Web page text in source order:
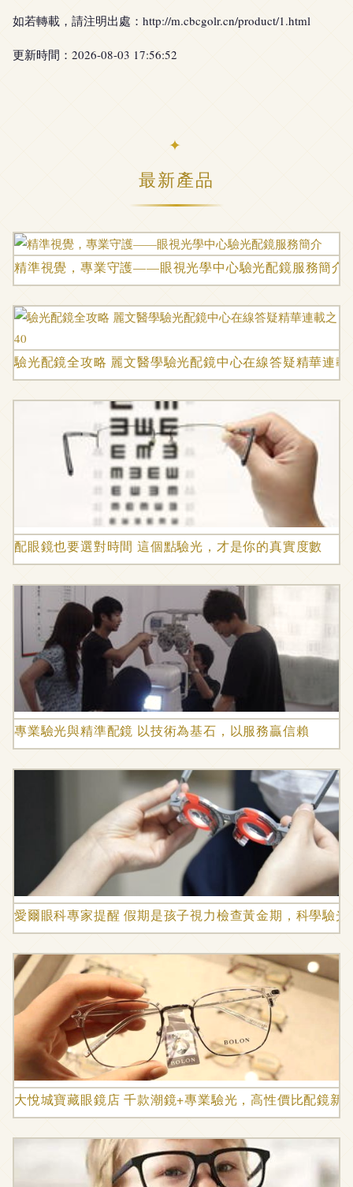
如若轉載，請注明出處：http://m.cbcgolr.cn/product/1.html
更新時間：2026-08-03 17:56:52
最新產品
精準視覺，專業守護——眼視光學中心驗光配鏡服務簡介
驗光配鏡全攻略 麗文醫學驗光配鏡中心在線答疑精華連載
配眼鏡也要選對時間 這個點驗光，才是你的真實度數
專業驗光與精準配鏡 以技術為基石，以服務贏信賴
愛爾眼科專家提醒 假期是孩子視力檢查黃金期，科學驗
大悅城寶藏眼鏡店 千款潮鏡+專業驗光，高性價比配鏡新